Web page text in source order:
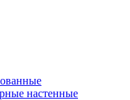
настенные